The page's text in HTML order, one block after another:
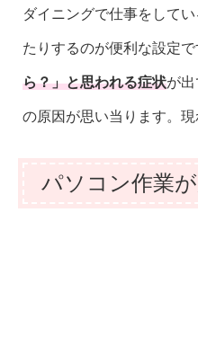
ダイニングで仕事をして
たりするのが便利な設定
ら？」と思われる症状が
の原因が思い当ります。
パソコン作業